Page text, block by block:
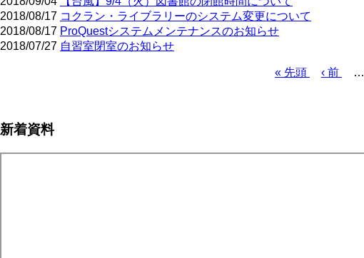
2018/08/17 コクラン・ライブラリーのシステム変更について
2018/08/17 ProQuestシステムメンテナンスのお知らせ
2018/07/27 自習室閉室のお知らせ
送
先
« 先頭
前
‹ 前 …
新着資料